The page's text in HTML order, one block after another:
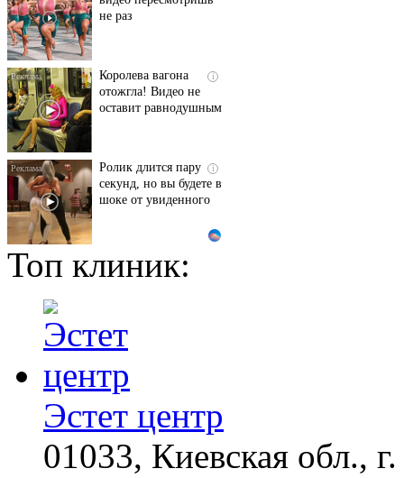
не раз
i
Королева вагона
отожгла! Видео не
оставит равнодушным
i
Ролик длится пару
секунд, но вы будете в
шоке от увиденного
Этот танец невесты
оставит вас без слов!
Ролик из Омска: вы
Топ клиник:
Эстет центр
01033, Киевская обл.,